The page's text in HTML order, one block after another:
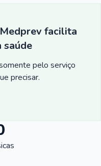
facilita
saúde
pelo serviço
precisar.